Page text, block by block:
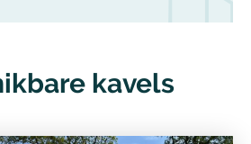
kavels